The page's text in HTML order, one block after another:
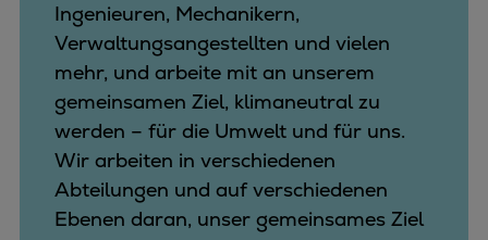
Ingenieuren, Mechanikern,
Verwaltungsangestellten und vielen
mehr, und arbeite mit an unserem
gemeinsamen Ziel, klimaneutral zu
werden – für die Umwelt und für uns.
Wir arbeiten in verschiedenen
Abteilungen und auf verschiedenen
Ebenen daran, unser gemeinsames Ziel